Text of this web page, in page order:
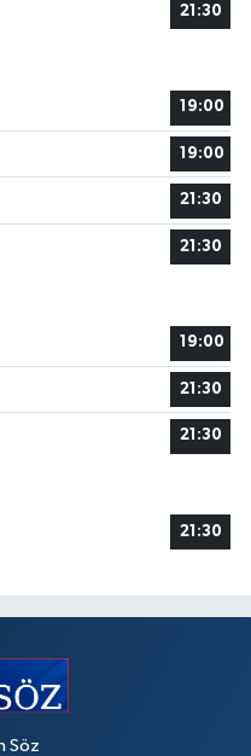
21:30
19:00
19:00
21:30
21:30
19:00
21:30
21:30
21:30
Söz